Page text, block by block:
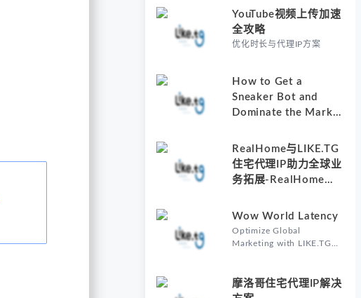
YouTube视频上传加速
全攻略
优化时长与代理IP方案
How to Get a
Sneaker Bot and
Dominate the Market
Proxies-Why
Understanding How
to Get a Sneaker Bot
RealHome与LIKE.TG
住宅代理IP助力全球业
务拓展-RealHome
Solutions Inc的核心价
值
Wow World Latency
Optimize Global
Marketing with LIKE.TG
Marketing
摩洛哥住宅代理IP解决